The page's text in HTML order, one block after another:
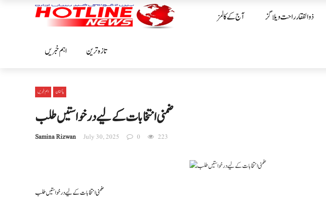
آج کے کالمز ذوالفقار راحت ویلاگز
اہم خبریں تازہ ترین
اہم خبریں پاکستان
ضمنی انتخابات کے لیے درخواستیں طلب
Samina Rizwan July 30, 2025 0 223
ضمنی انتخابات کے لیے درخواستیں طلب